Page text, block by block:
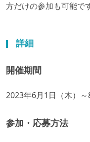
方だけの参加も可能です
詳細
開催期間
2023年6月1日（木）～
参加・応募方法